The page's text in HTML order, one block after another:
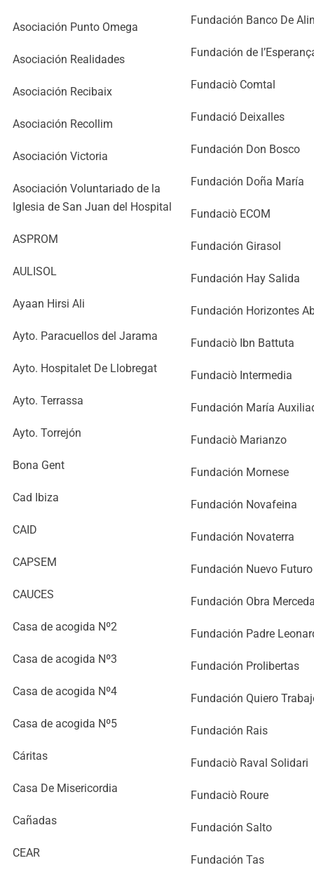
Asociación Punto Omega
Asociación Realidades
Asociación Recibaix
Asociación Recollim
Asociación Victoria
Asociación Voluntariado de la
Iglesia de San Juan del Hospital
ASPROM
AULISOL
Ayaan Hirsi Ali
Ayto. Paracuellos del Jarama
Ayto. Hospitalet De Llobregat
Ayto. Terrassa
Ayto. Torrejón
Bona Gent
Cad Ibiza
CAID
CAPSEM
CAUCES
Casa de acogida Nº2
Casa de acogida Nº3
Casa de acogida Nº4
Casa de acogida Nº5
Cáritas
Casa De Misericordia
Cañadas
CEAR
Fundación Banco De
Fundación de
Fundaciò Comtal
Fundació Deixalles
Fundación Don Bosco
Fundación Doña María
Fundaciò ECOM
Fundación Girasol
Fundación Hay Salida
Fundación Horizontes
Fundaciò Ibn Battuta
Fundaciò Intermedia
Fundación María
Fundaciò Marianzo
Fundación Mornese
Fundación Novafeina
Fundación Novaterra
Fundación Nuevo Futuro
Fundación Obra
Fundación Padre
Fundación Prolibertas
Fundación Quiero
Fundación Rais
Fundaciò Raval Solidari
Fundaciò Roure
Fundación Salto
Fundación Tas